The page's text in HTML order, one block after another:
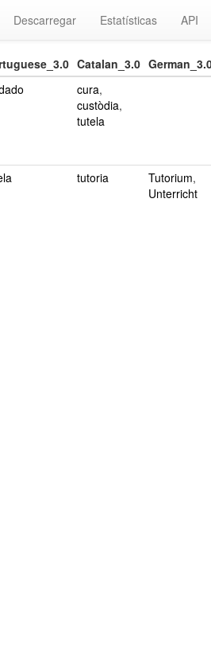
Descarregar Estatísticas API
Catalan_3.0
cura,
custòdia,
tutela
tutoria Tutorium,
Unterricht